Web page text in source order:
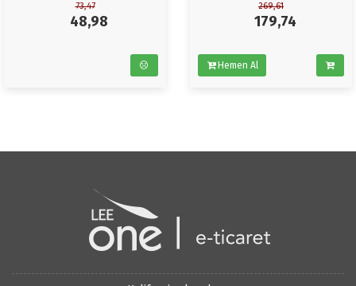
73,47
48,98
269,61
179,74
Hemen Al